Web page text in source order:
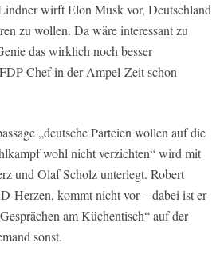
wirft Elon Musk vor, Deutschland
zu wollen. Da wäre interessant zu
das wirklich noch besser
Chef in der Ampel-Zeit schon
„deutsche Parteien wollen auf die
wohl nicht verzichten“ wird mit
und Olaf Scholz unterlegt. Robert
Herzen, kommt nicht vor – dabei ist er
am Küchentisch“ auf der
sonst.